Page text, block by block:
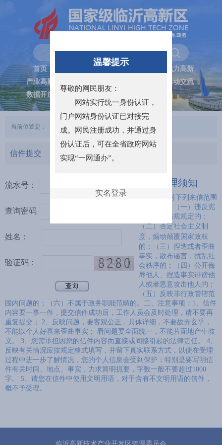
首页 政务公开
魅力高新
产业高新
互动交流
数据开放
当前位置是： 首页 >> 领导信箱 >>信件提交
信件提交
流水号：
查询密码：
姓名：
验证码：
温馨提示
尊敬的网民朋友：
网站实行统一身份认证，
门户网站身份认证已对接完
成。网民注册成功，并通过身
份认证后，可在全省政府网站
实现“一网通办”。
实名登录
受理须知
一、对下列来信范围
不予受理：（一）违反宪
法和法律法规规定的；
（二） 否定社会主义制
度， 煽动颠覆国家政权
的；（三）捏造或者歪曲
事实，散布谣言，扰乱社
会秩序的；（四）公开侮
辱他人、捏造事实诽谤他
人或者恶意攻击他人的；
（五）反映非行政管辖范
围内问题的；（六）不属于政务职能范畴的。二、注意事项：1、信件
内容要一事一件，提交信件成功后，工作人员会及时处理，请不要再
重复提交； 2、反映问题，要客观公正，具体详细，不要故弄玄乎，
不能以个人好喜来歪曲事实； 看问题要全面统一，不能片面地产生歧
义。 3、您需承担因您的信件内容而直接或间接引起的法律责任。 4、
反映有关情况应按规定格式填写，并留下真实联系方式，以便在受理
过程中进一步了解情况，您的个人信息会受到保护；特别是要写明信
件有关时间、地点、事实，力求简明扼要，字数一般不要超过1000
字。 5、请您在信件中使用文明用语，对于含有不文明用语的信件，
概不予受理。